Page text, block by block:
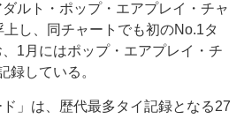
ルト・ポップ・エアプレイ・チャ
し、同チャートでも初のNo.1タ
1月にはポップ・エアプレイ・チ
録している。
」は、歴代最多タイ記録となる27